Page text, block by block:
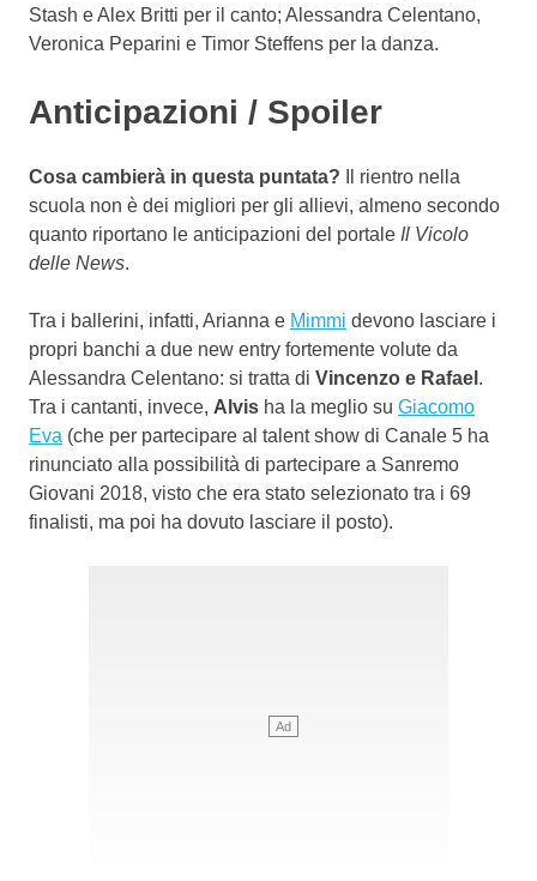
Stash e Alex Britti per il canto; Alessandra Celentano,
Veronica Peparini e Timor Steffens per la danza.
Anticipazioni / Spoiler
Cosa cambierà in questa puntata? Il rientro nella
scuola non è dei migliori per gli allievi, almeno secondo
quanto riportano le anticipazioni del portale Il Vicolo
delle News.
Tra i ballerini, infatti, Arianna e Mimmi devono lasciare i
propri banchi a due new entry fortemente volute da
Alessandra Celentano: si tratta di Vincenzo e Rafael .
Tra i cantanti, invece, Alvis ha la meglio su Giacomo
Eva (che per partecipare al talent show di Canale 5 ha
rinunciato alla possibilità di partecipare a Sanremo
Giovani 2018, visto che era stato selezionato tra i 69
finalisti, ma poi ha dovuto lasciare il posto).